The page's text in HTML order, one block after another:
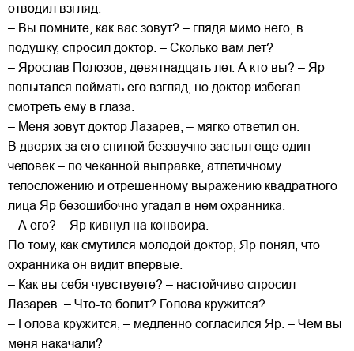
отводил взгляд.
– Вы помните, как вас зовут? – глядя мимо него, в
подушку, спросил доктор. – Сколько вам лет?
– Ярослав Полозов, девятнадцать лет. А кто вы? – Яр
попытался поймать его взгляд, но доктор избегал
смотреть ему в глаза.
– Меня зовут доктор Лазарев, – мягко ответил он.
В дверях за его спиной беззвучно застыл еще один
человек – по чеканной выправке, атлетичному
телосложению и отрешенному выражению квадратного
лица Яр безошибочно угадал в нем охранника.
– А его? – Яр кивнул на конвоира.
По тому, как смутился молодой доктор, Яр понял, что
охранника он видит впервые.
– Как вы себя чувствуете? – настойчиво спросил
Лазарев. – Что-то болит? Голова кружится?
– Голова кружится, – медленно согласился Яр. – Чем вы
меня накачали?